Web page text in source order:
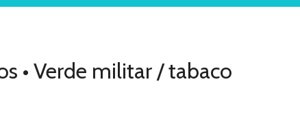
• Verde militar / tabaco